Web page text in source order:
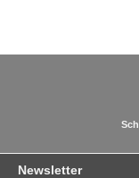
Newsletter